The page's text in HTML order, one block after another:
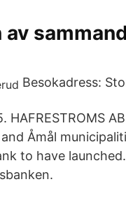
Besokadress:
HAFRESTROMS
Åmål
to have